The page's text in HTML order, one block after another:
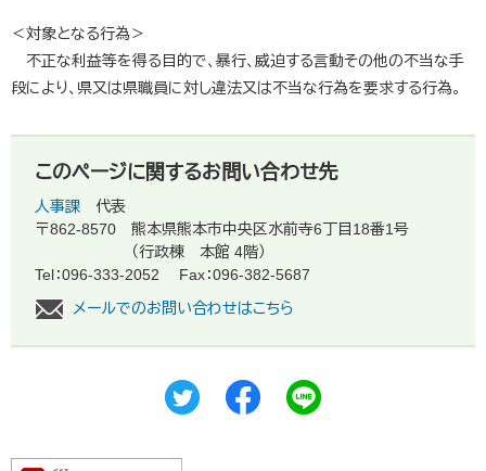
＜対象となる行為＞
不正な利益等を得る目的で、暴行、威迫する言動その他の不当な手
段により、県又は県職員に対し違法又は不当な行為を要求する行為。
このページに関するお問い合わせ先
人事課
代表
〒862-8570
熊本県熊本市中央区水前寺6丁目18番1号
（行政棟 本館 4階）
Tel：096-333-2052
Fax：096-382-5687
メールでのお問い合わせはこちら